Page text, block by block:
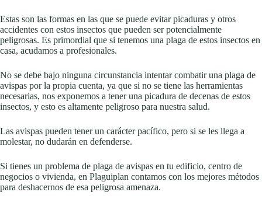
Estas son las formas en las que se puede evitar picaduras y otros
accidentes con estos insectos que pueden ser potencialmente
peligrosas. Es primordial que si tenemos una plaga de estos insectos en
casa, acudamos a profesionales.
No se debe bajo ninguna circunstancia intentar combatir una plaga de
avispas por la propia cuenta, ya que si no se tiene las herramientas
necesarias, nos exponemos a tener una picadura de decenas de estos
insectos, y esto es altamente peligroso para nuestra salud.
Las avispas pueden tener un carácter pacífico, pero si se les llega a
molestar, no dudarán en defenderse.
Si tienes un problema de plaga de avispas en tu edificio, centro de
negocios o vivienda, en Plaguiplan contamos con los mejores métodos
para deshacernos de esa peligrosa amenaza.